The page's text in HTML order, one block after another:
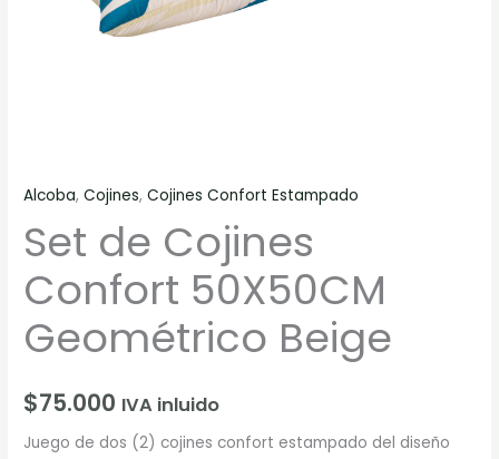
Alcoba,Cojines,Cojines Confort Estampado
Set de Cojines
Confort 50X50CM
Geométrico Beige
$75.000 IVA inluido
Juego de dos (2) cojines confort estampado del diseño